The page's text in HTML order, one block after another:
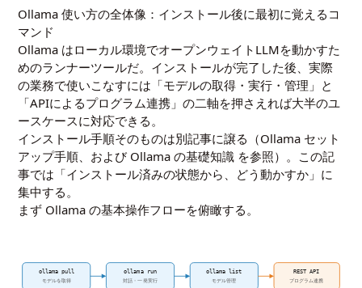
Ollama 使い方の全体像：インストール後に最初に覚えるコ
マンド
Ollama はローカル環境でオープンウェイトLLMを動かすた
めのランナーツールだ。インストールが完了した後、実際
の業務で使いこなすには「モデルの取得・実行・管理」と
「APIによるプログラム連携」の二軸を押さえれば大半のユ
ースケースに対応できる。
インストール手順そのものは別記事に譲る（Ollama セット
アップ手順 、および Ollama の基礎知識 を参照）。この記
事では「インストール済みの状態から、どう動かすか」に
集中する。
まず Ollama の基本操作フローを俯瞰する。
ollama pull
モデルを取得
ollama run
対話・一発実行
ollama list
モデル管理
REST API
プログラム連携